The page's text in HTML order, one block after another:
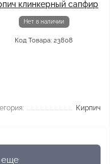
клинкерный сапфир
Нет в наличии
Код Товара: 23808
Кирпич
еще